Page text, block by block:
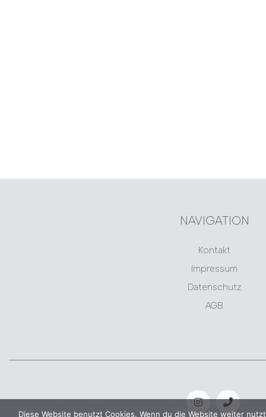
NAVIGATION
Kontakt
Impressum
Datenschutz
AGB
Diese Website benutzt Cookies. Wenn du die Website weiter